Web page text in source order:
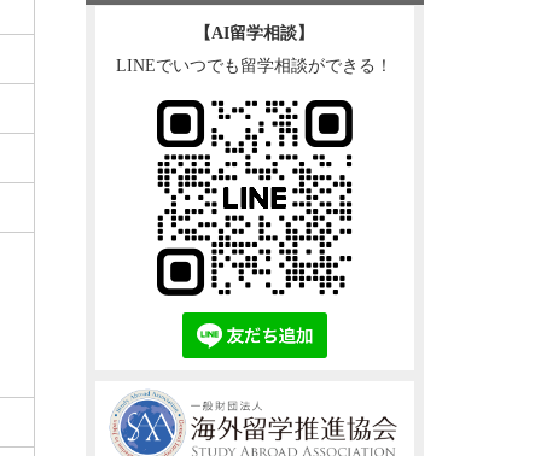
【AI留学相談】
LINEでいつでも留学相談ができる！